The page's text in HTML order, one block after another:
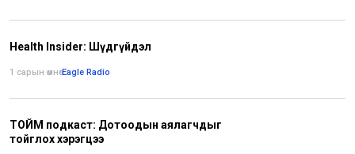
Health Insider: Шүдгүйдэл
1 сарын өмнө•Eagle Radio
ТОЙМ подкаст: Дотоодын аялагчдыг
тойглох хэрэгцээ